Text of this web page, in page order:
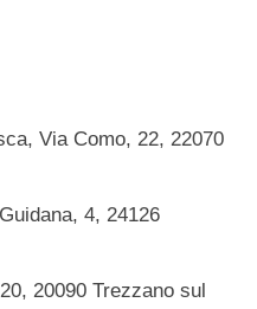
Via Como, 22, 22070
4, 24126
20090 Trezzano sul